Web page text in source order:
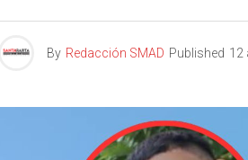
By Redacción SMAD Published 12